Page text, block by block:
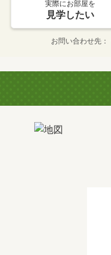
実際にお部屋を
見学したい
お問い合わせ先